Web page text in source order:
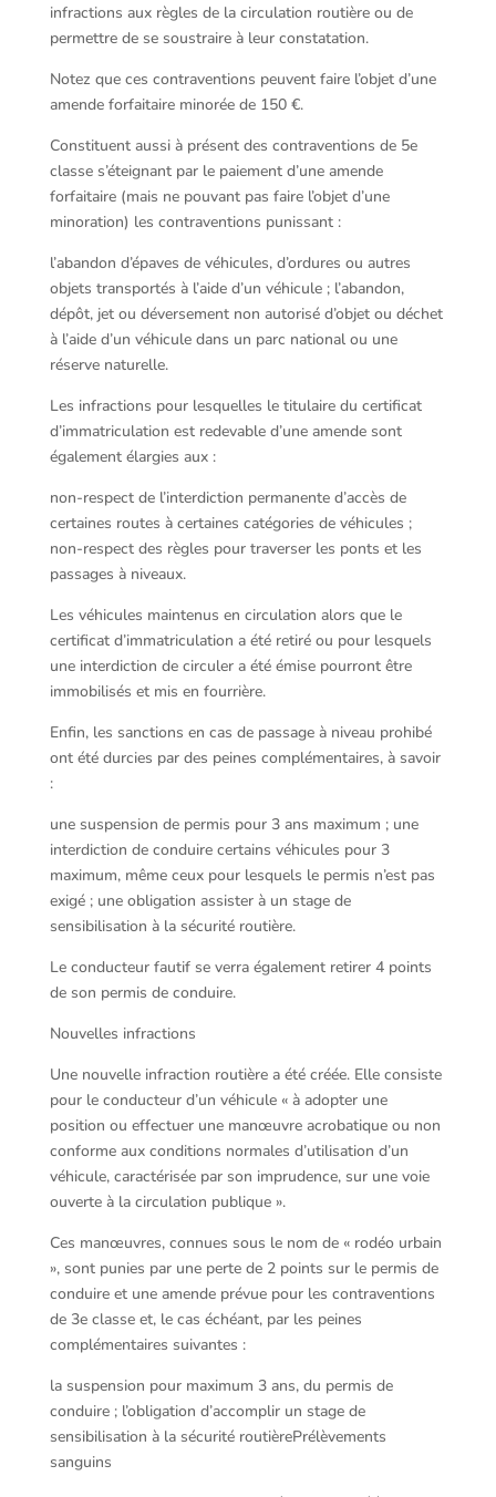
infractions aux règles de la circulation routière ou de
permettre de se soustraire à leur constatation.
Notez que ces contraventions peuvent faire l’objet d’une
amende forfaitaire minorée de 150 €.
Constituent aussi à présent des contraventions de 5e
classe s’éteignant par le paiement d’une amende
forfaitaire (mais ne pouvant pas faire l’objet d’une
minoration) les contraventions punissant :
l’abandon d’épaves de véhicules, d’ordures ou autres
objets transportés à l’aide d’un véhicule ; l’abandon,
dépôt, jet ou déversement non autorisé d’objet ou déchet
à l’aide d’un véhicule dans un parc national ou une
réserve naturelle.
Les infractions pour lesquelles le titulaire du certificat
d’immatriculation est redevable d’une amende sont
également élargies aux :
non-respect de l’interdiction permanente d’accès de
certaines routes à certaines catégories de véhicules ;
non-respect des règles pour traverser les ponts et les
passages à niveaux.
Les véhicules maintenus en circulation alors que le
certificat d’immatriculation a été retiré ou pour lesquels
une interdiction de circuler a été émise pourront être
immobilisés et mis en fourrière.
Enfin, les sanctions en cas de passage à niveau prohibé
ont été durcies par des peines complémentaires, à savoir
:
une suspension de permis pour 3 ans maximum ; une
interdiction de conduire certains véhicules pour 3
maximum, même ceux pour lesquels le permis n’est pas
exigé ; une obligation assister à un stage de
sensibilisation à la sécurité routière.
Le conducteur fautif se verra également retirer 4 points
de son permis de conduire.
Nouvelles infractions
Une nouvelle infraction routière a été créée. Elle consiste
pour le conducteur d’un véhicule « à adopter une
position ou effectuer une manœuvre acrobatique ou non
conforme aux conditions normales d’utilisation d’un
véhicule, caractérisée par son imprudence, sur une voie
ouverte à la circulation publique ».
Ces manœuvres, connues sous le nom de « rodéo urbain
», sont punies par une perte de 2 points sur le permis de
conduire et une amende prévue pour les contraventions
de 3e classe et, le cas échéant, par les peines
complémentaires suivantes :
la suspension pour maximum 3 ans, du permis de
conduire ; l’obligation d’accomplir un stage de
sensibilisation à la sécurité routièrePrélèvements
sanguins